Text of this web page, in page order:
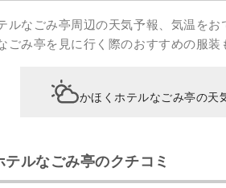
ルなごみ亭周辺の天気予報、気温を
ごみ亭を見に行く際のおすすめの服装
かほくホテルなごみ亭の天
テルなごみ亭のクチコミ